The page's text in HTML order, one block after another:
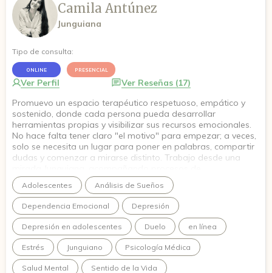
Camila Antúnez
Junguiana
Tipo de consulta:
ONLINE PRESENCIAL
Ver Perfil
Ver Reseñas (17)
Promuevo un espacio terapéutico respetuoso, empático y
sostenido, donde cada persona pueda desarrollar
herramientas propias y visibilizar sus recursos emocionales.
No hace falta tener claro "el motivo" para empezar; a veces,
solo se necesita un lugar para poner en palabras, compartir
dudas y comenzar a mirarse distinto. Trabajo desde una
autoconocimiento, exploración simbólica y escucha del
mundo interno. El objetivo es construir Tu Terapia: un camino
que te ayude a encontrar sentido a lo que estás viviendo,
desde quien sos y con tu propio ritmo.
Adolescentes Análisis de Sueños
Dependencia Emocional Depresión
Depresión en adolescentes Duelo en línea
Estrés Junguiano Psicología Médica
Salud Mental Sentido de la Vida